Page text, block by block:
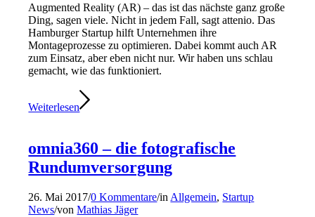
Augmented Reality (AR) – das ist das nächste ganz große
Ding, sagen viele. Nicht in jedem Fall, sagt attenio. Das
Hamburger Startup hilft Unternehmen ihre
Montageprozesse zu optimieren. Dabei kommt auch AR
zum Einsatz, aber eben nicht nur. Wir haben uns schlau
gemacht, wie das funktioniert.
Weiterlesen
omnia360 – die fotografische
Rundumversorgung
26. Mai 2017/0 Kommentare/in Allgemein, Startup
News/vonMathias Jäger